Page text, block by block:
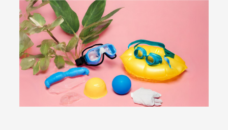
Imagen